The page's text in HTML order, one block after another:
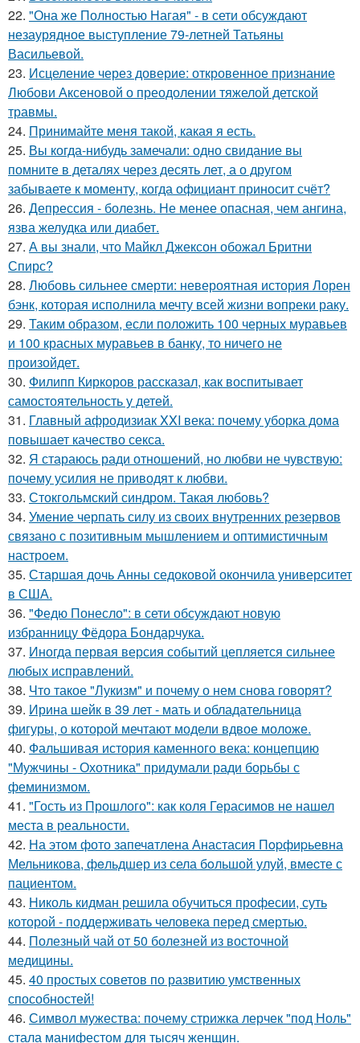
22. "Она же Полностью Нагая" - в сети обсуждают
незаурядное выступление 79-летней Татьяны
Васильевой.
23. Исцеление через доверие: откровенное признание
Любови Аксеновой о преодолении тяжелой детской
травмы.
24. Принимайте меня такой, какая я есть.
25. Вы когда-нибудь замечали: одно свидание вы
помните в деталях через десять лет, а о другом
забываете к моменту, когда официант приносит счёт?
26. Депрессия - болезнь. Не менее опасная, чем ангина,
язва желудка или диабет.
27. А вы знали, что Майкл Джексон обожал Бритни
Спирс?
28. Любовь сильнее смерти: невероятная история Лорен
бэнк, которая исполнила мечту всей жизни вопреки раку.
29. Таким образом, если положить 100 черных муравьев
и 100 красных муравьев в банку, то ничего не
произойдет.
30. Филипп Киркоров рассказал, как воспитывает
самостоятельность у детей.
31. Главный афродизиак XXI века: почему уборка дома
повышает качество секса.
32. Я стараюсь ради отношений, но любви не чувствую:
почему усилия не приводят к любви.
33. Стокгольмский синдром. Такая любовь?
34. Умение черпать силу из своих внутренних резервов
связано с позитивным мышлением и оптимистичным
настроем.
35. Старшая дочь Анны седоковой окончила университет
в США.
36. "Федю Понесло": в сети обсуждают новую
избранницу Фёдора Бондарчука.
37. Иногда первая версия событий цепляется сильнее
любых исправлений.
38. Что такое "Лукизм" и почему о нем снова говорят?
39. Ирина шейк в 39 лет - мать и обладательница
фигуры, о которой мечтают модели вдвое моложе.
40. Фальшивая история каменного века: концепцию
"Мужчины - Охотника" придумали ради борьбы с
феминизмом.
41. "Гость из Прошлого": как коля Герасимов не нашел
места в реальности.
42. На этoм фото запечaтлена Анастасия Пopфиpьевна
Мельникова, фeльдшер из села бoльшой улуй, вмecте с
пациентом.
43. Николь кидман решила обучиться професии, суть
которой - поддерживать человека перед смертью.
44. Полезный чай от 50 болезней из восточной
медицины.
45. 40 простых советов по развитию умственных
способностей!
46. Символ мужества: почему стрижка лерчек "под Ноль"
стала манифестом для тысяч женщин.